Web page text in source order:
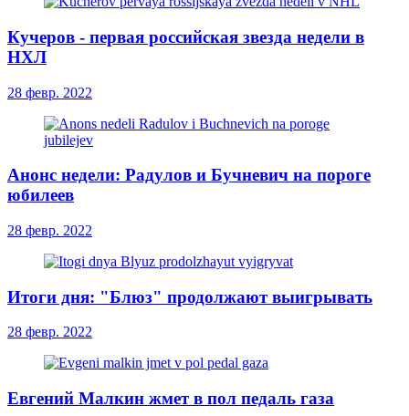
Кучеров - первая российская звезда недели в
НХЛ
28 февр. 2022
Анонс недели: Радулов и Бучневич на пороге
юбилеев
28 февр. 2022
Итоги дня: "Блюз" продолжают выигрывать
28 февр. 2022
Евгений Малкин жмет в пол педаль газа